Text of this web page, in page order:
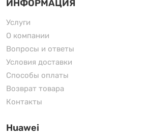
ИНФОРМАЦИЯ
Услуги
О компании
Вопросы и ответы
Условия доставки
Способы оплаты
Возврат товара
Контакты
Huawei